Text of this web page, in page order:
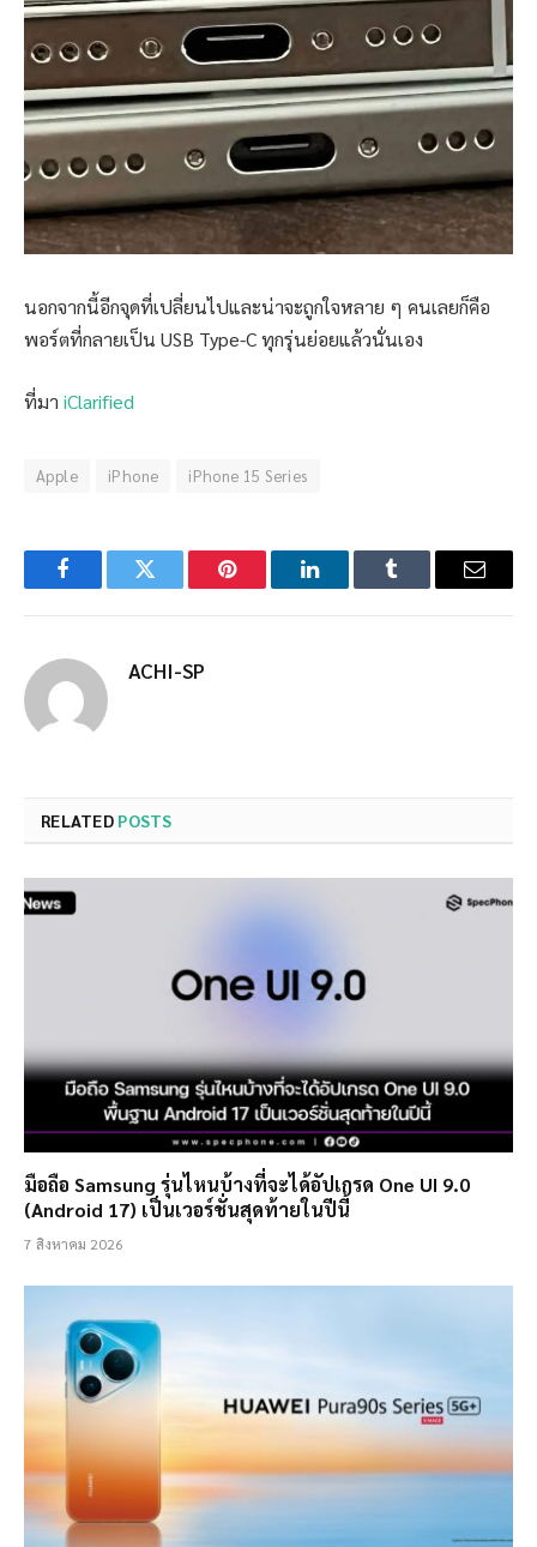
นอกจากนี้อีกจุดที่เปลี่ยนไปและน่าจะถูกใจหลาย ๆ คนเลยก็คือ
พอร์ตที่กลายเป็น USB Type-C ทุกรุ่นย่อยแล้วนั่นเอง
ที่มา iClarified
Apple iPhone iPhone 15 Series
FacebookTwitter Pinterest LinkedInTumblr Email
ACHI-SP
RELATED POSTS
มือถือ Samsung รุ่นไหนบ้างที่จะได้อัปเกรด One UI 9.0
(Android 17) เป็นเวอร์ชั่นสุดท้ายในปีนี้
7 สิงหาคม 2026